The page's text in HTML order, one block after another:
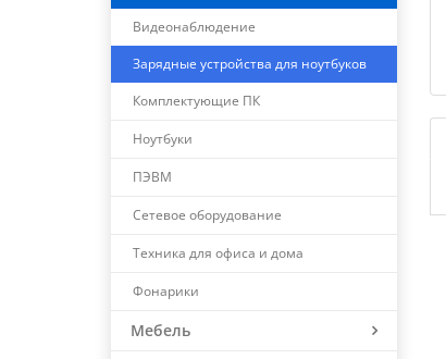
Видеонаблюдение
Зарядные устройства для ноутбуков
Комплектующие ПК
Ноутбуки
ПЭВМ
Сетевое оборудование
Техника для офиса и дома
Фонарики
Мебель